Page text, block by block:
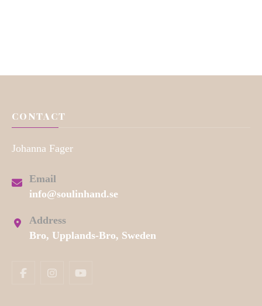
CONTACT
Johanna Fager
Email
info@soulinhand.se
Address
Bro, Upplands-Bro, Sweden